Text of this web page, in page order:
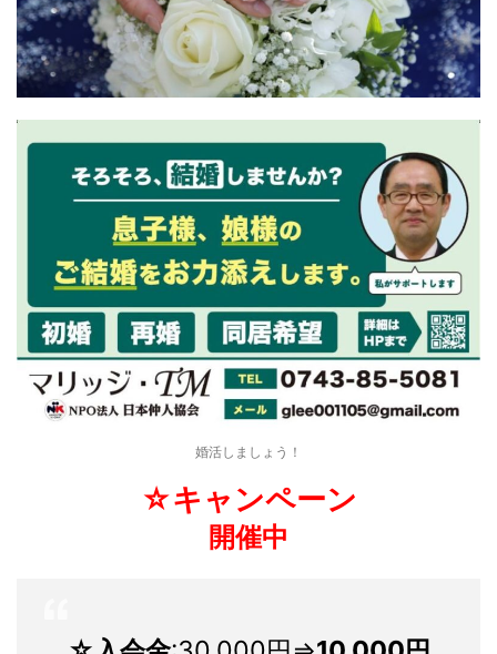
婚活しましょう！
☆キャンペーン
開催中